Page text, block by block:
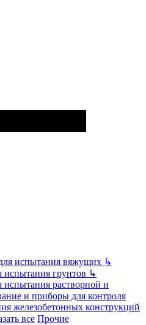
испытания вяжущих ↳
грунтов ↳
растворной и
и приборы для контроля
железобетонных конструкций
все Прочие